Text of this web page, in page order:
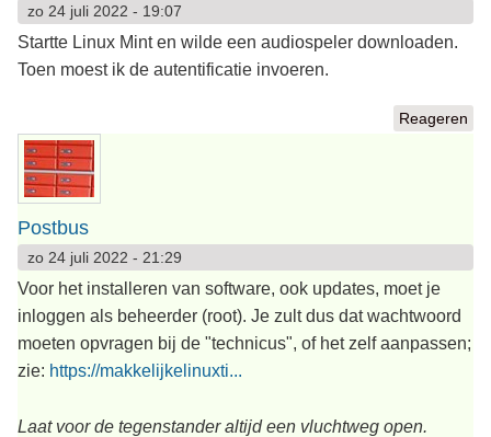
zo 24 juli 2022 - 19:07
Startte Linux Mint en wilde een audiospeler downloaden.
Toen moest ik de autentificatie invoeren.
Reageren
Postbus
zo 24 juli 2022 - 21:29
Voor het installeren van software, ook updates, moet je
inloggen als beheerder (root). Je zult dus dat wachtwoord
moeten opvragen bij de "technicus", of het zelf aanpassen;
zie: https://makkelijkelinuxti...
Laat voor de tegenstander altijd een vluchtweg open.